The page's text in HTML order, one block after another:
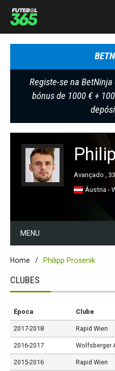
Registe-se na
bónus de 1000 € +
Avançado ,
Áustria -
MENU
Home Philipp Prosenik
CLUBES
Época Clube
2017-2018 Rapid Wien
2016-2017 Wolfsberger
2015-2016 Rapid Wien